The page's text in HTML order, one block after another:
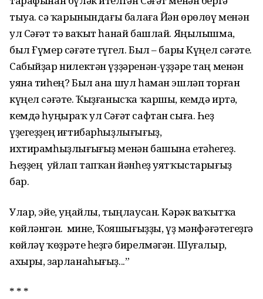
тыуа. Әсә ҡарынындағы балаға Йән өрөлөү менән
ул Сәғәт тә ваҡыт һанай башлай. Яңылышма,
был Ғүмер сәғәте түгел. Был – бары Күңел сәғәте.
Сабыйҙар нилектән үҙҙәренән-үҙҙәре таң менән
уяна тиһең? Был ана шул һаман эшләп торған
күңел сәғәте. Ҡыҙғанысҡа ҡаршы, кемдә иртә,
кемдә һуңыраҡ ул Сәғәт сафтан сыға. Һеҙ
үҙегеҙҙең иғтибарһыҙлығығыҙ,
ихтирамһыҙлығы­ғыҙ менән башына етәһегеҙ.
Һеҙҙең уйлап тапҡан йәнһеҙ уятҡыстарығыҙ
бар.
Улар, эйе, уңайлы, тыңлаусан. Кәрәк ваҡытҡа
көйләнгән. Ә мине, Ҡояшығыҙҙы, үҙ мәнфә­ғәтегеҙгә
көйләү ҡөҙрәте һеҙгә бирелмәгән. Шуғалыр,
ахыры, зарланаһығыҙ...”
* * *